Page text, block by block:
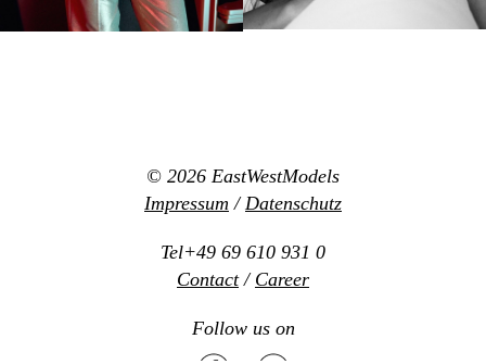
© 2026 EastWestModels
Impressum / Datenschutz
Tel+49 69 610 931 0
Contact/ Career
Follow us on